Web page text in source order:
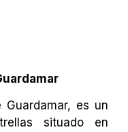
Guardamar, es un
situado en